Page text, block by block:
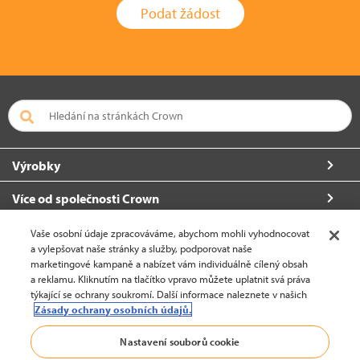
Podat žádost
Výrobky
Více od společnosti Crown
O společnosti Crown
Požádat o další informace
Česko (změnit)
Vaše osobní údaje zpracováváme, abychom mohli vyhodnocovat
a vylepšovat naše stránky a služby, podporovat naše
marketingové kampaně a nabízet vám individuálně cílený obsah
a reklamu. Kliknutím na tlačítko vpravo můžete uplatnit svá práva
týkající se ochrany soukromí. Další informace naleznete v našich
Zásady ochrany osobních údajů.
Nastavení souborů cookie